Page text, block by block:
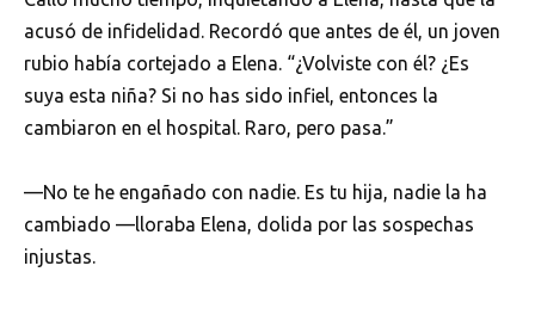
acusó de infidelidad. Recordó que antes de él, un joven
rubio había cortejado a Elena. “¿Volviste con él? ¿Es
suya esta niña? Si no has sido infiel, entonces la
cambiaron en el hospital. Raro, pero pasa.”
—No te he engañado con nadie. Es tu hija, nadie la ha
cambiado —lloraba Elena, dolida por las sospechas
injustas.